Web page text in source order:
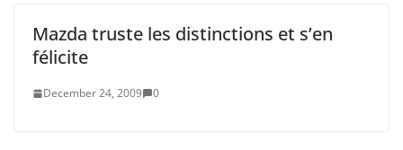
Mazda truste les distinctions et s’en
félicite
December 24, 2009 0